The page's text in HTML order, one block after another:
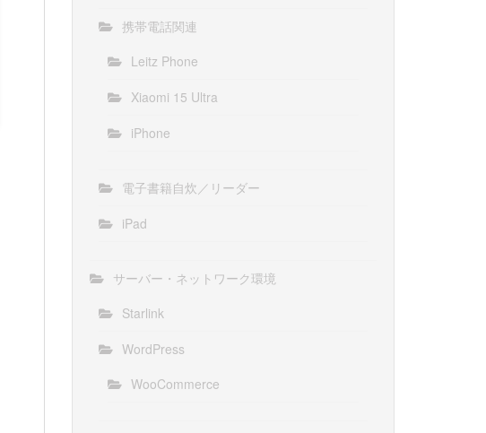
携帯電話関連
Leitz Phone
Xiaomi 15 Ultra
iPhone
電子書籍自炊／リーダー
iPad
サーバー・ネットワーク環境
Starlink
WordPress
WooCommerce